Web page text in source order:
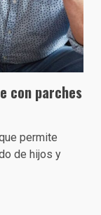
con parches
permite
de hijos y